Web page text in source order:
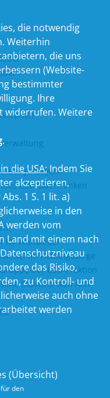
JU Bayern
CSU Oberfranken
KV Wunsiedel
im Fichtelgebirge
der CSU-Fraktion
Staatsforsten AöR
die notwendig
Weiterhin
die uns
(Website-
bestimmter
Ihre
widerrufen. Weitere
.
die USA:Indem Sie
akzeptieren,
1 S. 1 lit. a)
in den
werden vom
Land mit einem nach
das Risiko,
zu Kontroll- und
auch ohne
werden
(Übersicht)
den